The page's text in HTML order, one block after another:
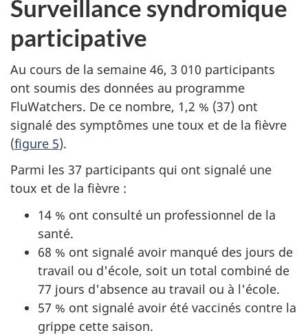
Surveillance syndromique
participative
Au cours de la semaine 46, 3 010 participants
ont soumis des données au programme
FluWatchers. De ce nombre, 1,2 % (37) ont
signalé des symptômes une toux et de la fièvre
(figure 5).
Parmi les 37 participants qui ont signalé une
toux et de la fièvre :
14 % ont consulté un professionnel de la
santé.
68 % ont signalé avoir manqué des jours de
travail ou d'école, soit un total combiné de
77 jours d'absence au travail ou à l'école.
57 % ont signalé avoir été vaccinés contre la
grippe cette saison.